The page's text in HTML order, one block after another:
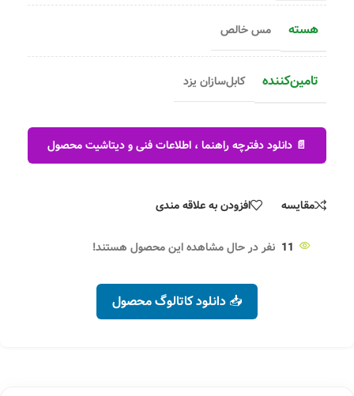
هسته مس خالص
تامین‌کننده کابل‌سازان یزد
📄 دانلود دفترچه راهنما ، اطلاعات فنی و دیتاشیت محصول
مقایسه افزودن به علاقه مندی
11 نفر در حال مشاهده این محصول هستند!
📥 دانلود کاتالوگ محصول